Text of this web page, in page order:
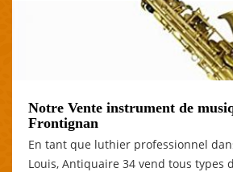
Notre Vente instrument de
Frontignan
En tant que luthier professionnel
Louis, Antiquaire 34 vend tous types